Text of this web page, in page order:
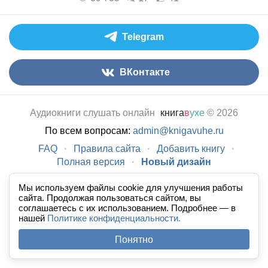
Мы используем файлы cookie для улучшения работы
сайта. Продолжая пользоваться сайтом, вы
соглашаетесь с их использованием. Подробнее — в
нашей Политике конфиденциальности.
Понятно
Telegram
ВКонтакте
Аудиокниги слушать онлайн книгавухе © 2026
По всем вопросам: admin@knigavuhe.ru
FAQ
· Правила сайта · Добавить книгу
·
Полная версия
· Новый дизайн